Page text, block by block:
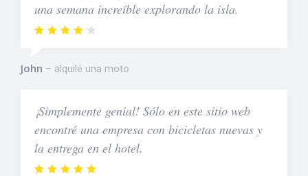
una semana increíble explorando la isla.
John alquilé una moto
¡Simplemente genial! Sólo en este sitio web
encontré una empresa con bicicletas nuevas y
la entrega en el hotel.